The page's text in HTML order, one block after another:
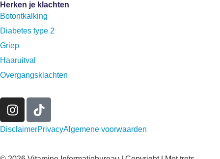
Herken je klachten
Botontkalking
Diabetes type 2
Griep
Haaruitval
Overgangsklachten
DisclaimerPrivacyAlgemene voorwaarden